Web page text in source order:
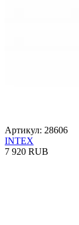
Артикул: 28606
INTEX
7 920 RUB